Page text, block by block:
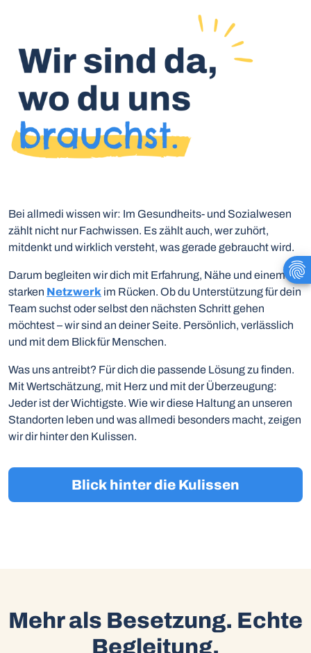
Bei allmedi wissen wir: Im Gesundheits- und Sozialwesen
zählt nicht nur Fachwissen. Es zählt auch, wer zuhört,
mitdenkt und wirklich versteht, was gerade gebraucht wird.
Darum begleiten wir dich mit Erfahrung, Nähe und einem
starken Netzwerk im Rücken. Ob du Unterstützung für dein
Team suchst oder selbst den nächsten Schritt gehen
möchtest – wir sind an deiner Seite. Persönlich, verlässlich
und mit dem Blick für Menschen.
Was uns antreibt? Für dich die passende Lösung zu finden.
Mit Wertschätzung, mit Herz und mit der Überzeugung:
Jeder ist der Wichtigste. Wie wir diese Haltung an unseren
Standorten leben und was allmedi besonders macht, zeigen
wir dir hinter den Kulissen.
Blick hinter die Kulissen
Mehr als Besetzung. Echte
Begleitung.